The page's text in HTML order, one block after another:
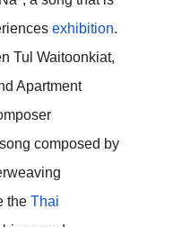
exhibition.
Tul Waitoonkiat,
Apartment
composed by
the Thai